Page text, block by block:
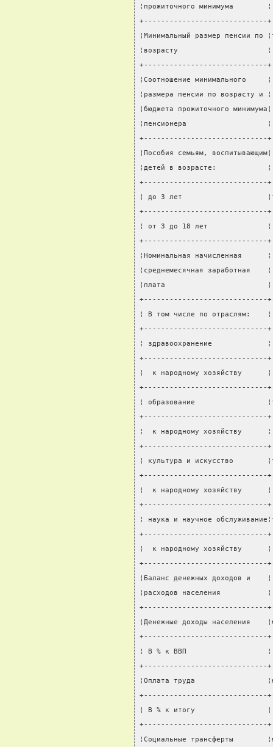
¦прожиточного
+-----------------------------
¦Минимальный размер пенсии
¦возрасту
+-----------------------------
¦Соотношение
¦размера пенсии по
¦бюджета прожиточного
¦пенсионера
+-----------------------------
¦Пособия семьям,
¦детей в возрасте:
+-----------------------------
¦ до 3 лет
+-----------------------------
¦ от 3 до 18 лет
+-----------------------------
¦Номинальная начисленная
¦среднемесячная
¦плата
+-----------------------------
¦ В том числе по
+-----------------------------
¦ здравоохранение
+-----------------------------
¦  к народному
+-----------------------------
¦ образование
+-----------------------------
¦  к народному
+-----------------------------
¦ культура и искусство
+-----------------------------
¦  к народному
+-----------------------------
¦ наука и научное
+-----------------------------
¦  к народному
+-----------------------------
¦Баланс денежных
¦расходов населения
+-----------------------------
¦Денежные доходы населения
+-----------------------------
¦ В % к ВВП
+-----------------------------
¦Оплата труда
+-----------------------------
¦ В % к итогу
+-----------------------------
¦Социальные трансферты